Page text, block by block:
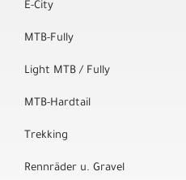
E-City
MTB-Fully
Light MTB / Fully
MTB-Hardtail
Trekking
Rennräder u. Gravel